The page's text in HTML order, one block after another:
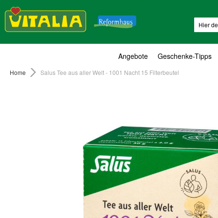
Angebote Geschenke-Tipps
Home Salus Tee aus aller Welt - 1001 Nacht 15 Filterbeutel